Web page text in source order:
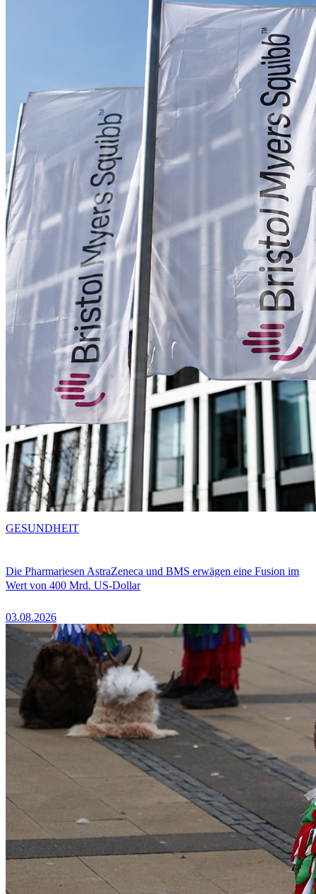
Die Pharmariesen AstraZeneca und BMS erwägen eine Fusion im
Wert von 400 Mrd. US-Dollar
03.08.2026
GESUNDHEIT